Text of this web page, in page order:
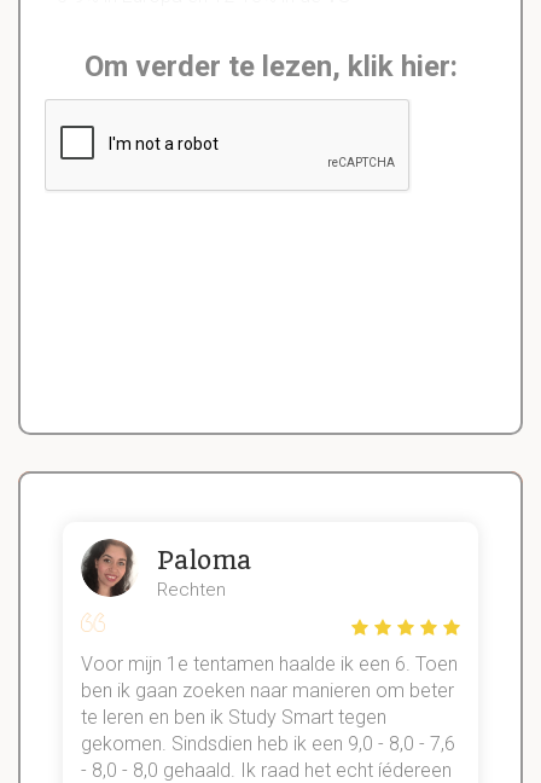
Om verder te lezen, klik hier:
Paloma
Rechten
Voor mijn 1e tentamen haalde ik een 6. Toen
ben ik gaan zoeken naar manieren om beter
te leren en ben ik Study Smart tegen
gekomen. Sindsdien heb ik een 9,0 - 8,0 - 7,6
- 8,0 - 8,0 gehaald. Ik raad het echt íédereen